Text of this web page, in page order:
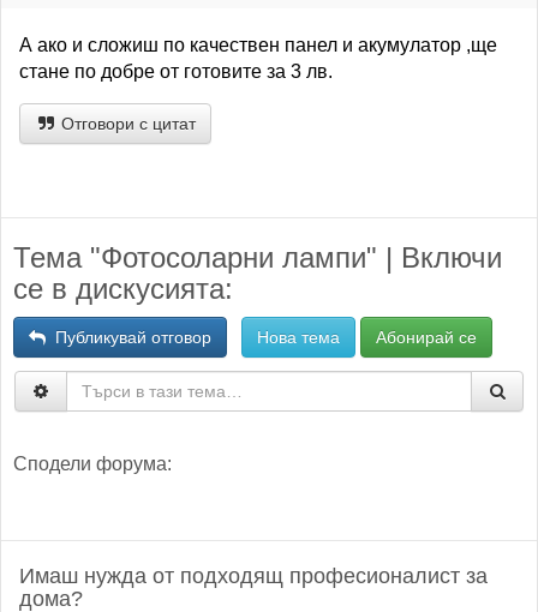
А ако и сложиш по качествен панел и акумулатор ,ще
стане по добре от готовите за 3 лв.
Отговори с цитат
Тема "Фотосоларни лампи" | Включи
се в дискусията:
Публикувай отговор Нова тема Абонирай се
Сподели форума:
Имаш нужда от подходящ професионалист за
дома?